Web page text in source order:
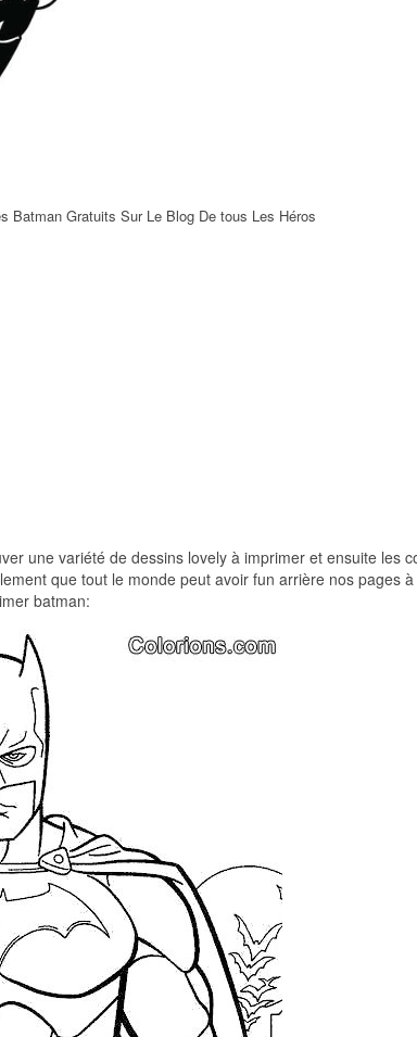
Batman Gratuits Sur Le Blog De tous Les Héros
une variété de dessins lovely à imprimer et ensuite les
que tout le monde peut avoir fun arrière nos pages à
batman: